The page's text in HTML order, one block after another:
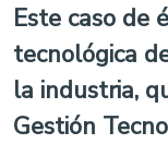
Este caso de
tecnológica
la industria,
Gestión